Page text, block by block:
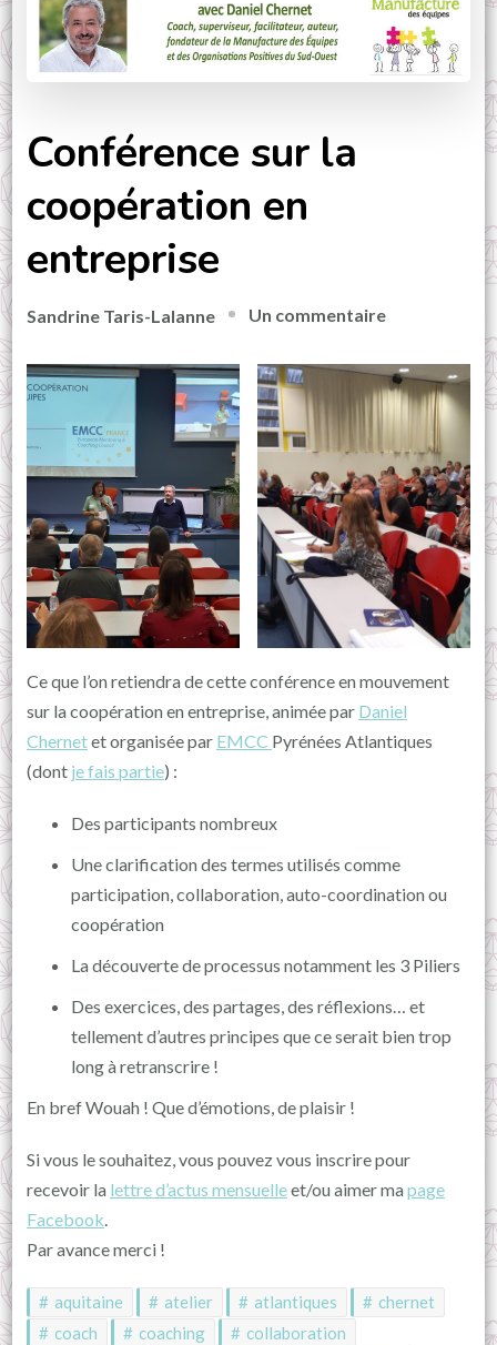
Conférence sur la
coopération en
entreprise
Sandrine Taris-Lalanne Un commentairesur
sur
la
coopération
en
entreprise
Ce que l’on retiendra de cette conférence en mouvement
sur la coopération en entreprise, animée par Daniel
Chernetet organisée par EMCC Pyrénées Atlantiques
(dont je fais partie) :
Des participants nombreux
Une clarification des termes utilisés comme
participation, collaboration, auto-coordination ou
coopération
La découverte de processus notamment les 3 Piliers
Des exercices, des partages, des réflexions… et
tellement d’autres principes que ce serait bien trop
long à retranscrire !
En bref Wouah ! Que d’émotions, de plaisir !
Si vous le souhaitez, vous pouvez vous inscrire pour
recevoir la lettre d’actus mensuelleet/ou aimer mapage
Facebook.
Par avance merci !
aquitaine atelier atlantiques
chernet
coach
coaching
collaboration